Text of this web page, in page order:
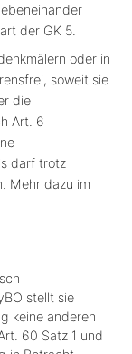
der GK 5.
oder in
soweit sie
die
Art. 6
darf trotz
Mehr dazu im
stellt sie
keine anderen
60 Satz 1 und